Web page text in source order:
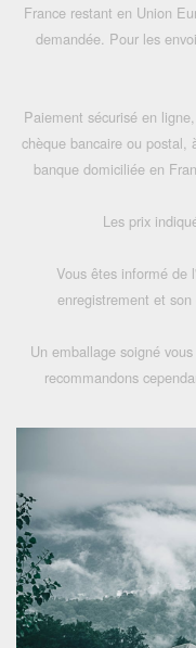
France restant en Union
demandée. Pour les
Paiement sécurisé en
chèque bancaire ou postal,
banque domiciliée en
Les prix
Vous êtes informé de
enregistrement et
Un emballage soigné
recommandons